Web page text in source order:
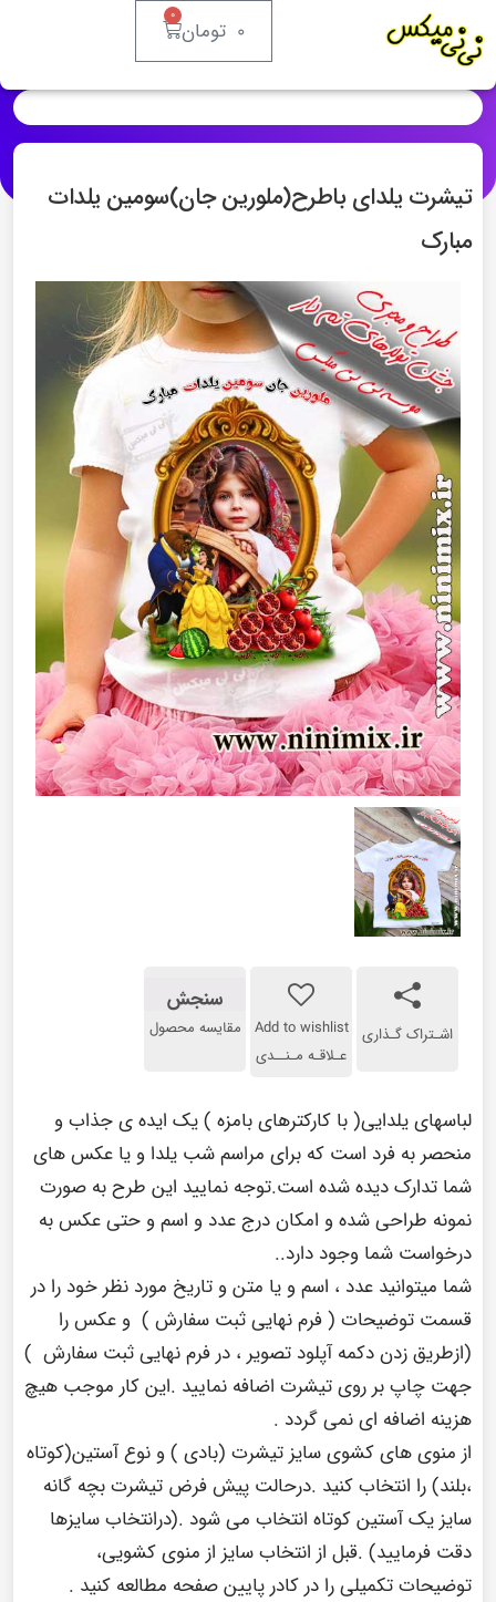
0 تومان 0
تیشرت یلدای باطرح(ملورین جان)سومین یلدات
مبارک
اشـتراک گـذاری Add to wishlist
عـلاقـه مـنــدی
سنجش
مقایسه محصول
لباسهای یلدایی( با کارکترهای بامزه ) یک ایده ی جذاب و
منحصر به فرد است که برای مراسم شب یلدا و یا عکس های
شما تدارک دیده شده است.توجه نمایید این طرح به صورت
نمونه طراحی شده و امکان درج عدد و اسم و حتی عکس به
درخواست شما وجود دارد..
شما میتوانید عدد ، اسم و یا متن و تاریخ مورد نظر خود را در
قسمت توضیحات ( فرم نهایی ثبت سفارش ) و عکس را
(ازطریق زدن دکمه آپلود تصویر ، در فرم نهایی ثبت سفارش )
جهت چاپ بر روی تیشرت اضافه نمایید .این کار موجب هیچ
هزینه اضافه ای نمی گردد .
از منوی های کشوی سایز تیشرت (بادی ) و نوع آستین(کوتاه
،بلند) را انتخاب کنید .درحالت پیش فرض تیشرت بچه گانه
سایز یک آستین کوتاه انتخاب می شود .(درانتخاب سایزها
دقت فرمایید) .قبل از انتخاب سایز از منوی کشویی،
توضیحات تکمیلی را در کادر پایین صفحه مطالعه کنید .